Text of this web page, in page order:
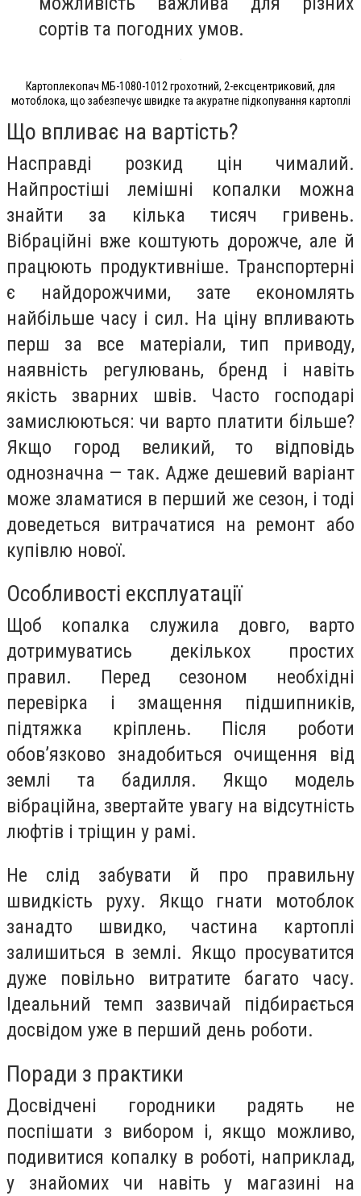
сортів та погодних умов.
Картоплекопач МБ-1080-1012 грохотний, 2-ексцентриковий, для
мотоблока, що забезпечує швидке та акуратне підкопування картоплі
Що впливає на вартість?
Насправді розкид цін чималий.
Найпростіші лемішні копалки можна
знайти за кілька тисяч гривень.
Вібраційні вже коштують дорожче, але й
працюють продуктивніше. Транспортерні
є найдорожчими, зате економлять
найбільше часу і сил. На ціну впливають
перш за все матеріали, тип приводу,
наявність регулювань, бренд і навіть
якість зварних швів. Часто господарі
замислюються: чи варто платити більше?
Якщо город великий, то відповідь
однозначна — так. Адже дешевий варіант
може зламатися в перший же сезон, і тоді
доведеться витрачатися на ремонт або
купівлю нової.
Особливості експлуатації
Щоб копалка служила довго, варто
дотримуватись декількох простих
правил. Перед сезоном необхідні
перевірка і змащення підшипників,
підтяжка кріплень. Після роботи
обов’язково знадобиться очищення від
землі та бадилля. Якщо модель
вібраційна, звертайте увагу на відсутність
люфтів і тріщин у рамі.
Не слід забувати й про правильну
швидкість руху. Якщо гнати мотоблок
занадто швидко, частина картоплі
залишиться в землі. Якщо просуватится
дуже повільно витратите багато часу.
Ідеальний темп зазвичай підбирається
досвідом уже в перший день роботи.
Поради з практики
Досвідчені городники радять не
поспішати з вибором і, якщо можливо,
подивитися копалку в роботі, наприклад,
у знайомих чи навіть у магазині на